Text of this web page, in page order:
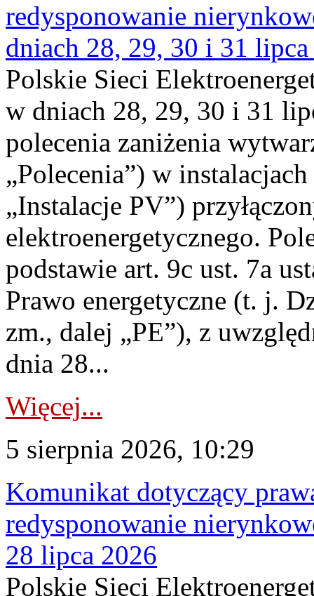
redysponowanie
dniach 28, 29, 30 i 31
Polskie Sieci
w dniach 28, 29, 30 i 31
polecenia zaniżenia
„Polecenia”) w
„Instalacje PV”)
elektroenergetycznego.
podstawie art. 9c ust. 7a
Prawo energetyczne (t. j.
zm., dalej „PE”), z
dnia 28...
Więcej...
5 sierpnia 2026, 10:29
Komunikat dotyczący
redysponowanie
28 lipca 2026
Polskie Sieci